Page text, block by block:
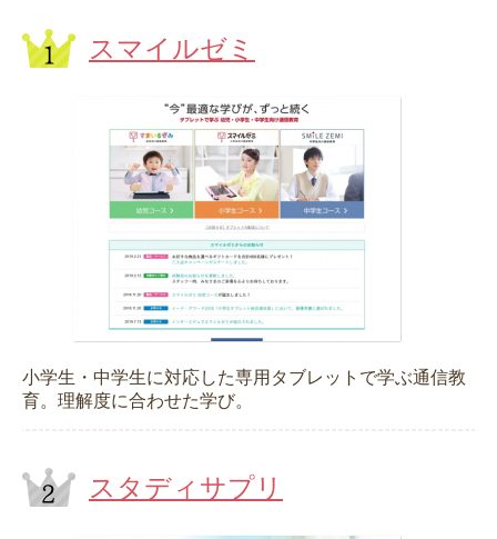
スマイルゼミ
小学生・中学生に対応した専用タブレットで学ぶ通信教
育。理解度に合わせた学び。
スタディサプリ